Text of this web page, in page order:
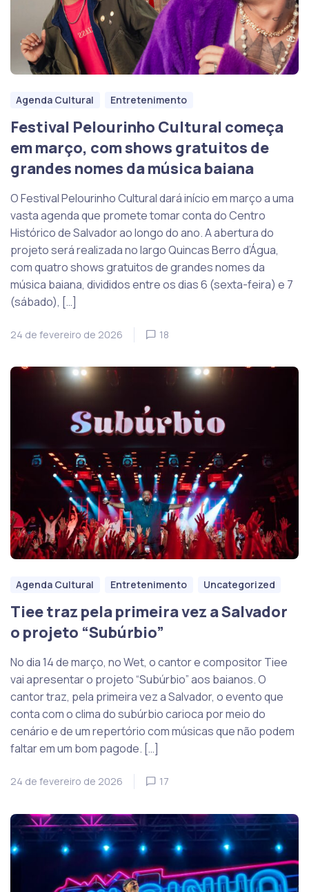
Agenda Cultural Entretenimento
Festival Pelourinho Cultural começa
em março, com shows gratuitos de
grandes nomes da música baiana
O Festival Pelourinho Cultural dará início em março a uma
vasta agenda que promete tomar conta do Centro
Histórico de Salvador ao longo do ano. A abertura do
projeto será realizada no largo Quincas Berro d’Água,
com quatro shows gratuitos de grandes nomes da
música baiana, divididos entre os dias 6 (sexta-feira) e 7
(sábado), […]
24 de fevereiro de 2026 18
Agenda Cultural Entretenimento Uncategorized
Tiee traz pela primeira vez a Salvador
o projeto “Subúrbio”
No dia 14 de março, no Wet, o cantor e compositor Tiee
vai apresentar o projeto “Subúrbio” aos baianos. O
cantor traz, pela primeira vez a Salvador, o evento que
conta com o clima do subúrbio carioca por meio do
cenário e de um repertório com músicas que não podem
faltar em um bom pagode. […]
24 de fevereiro de 2026 17